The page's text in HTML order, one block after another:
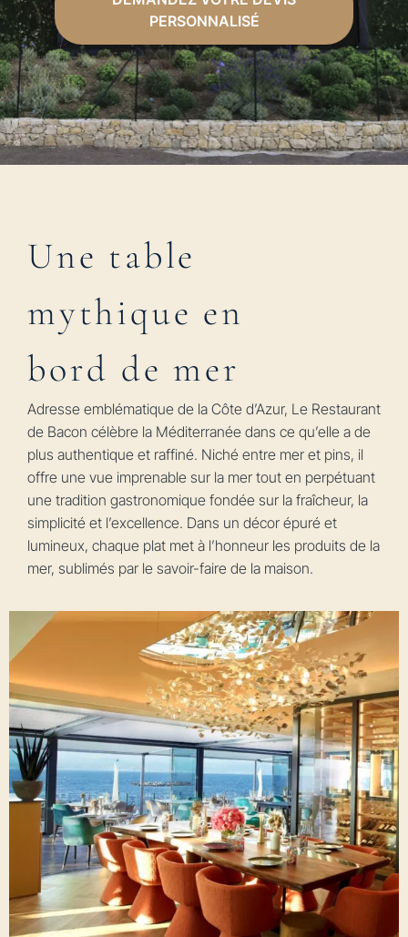
PERSONNALISÉ
Une table
mythique en
bord de mer
Adresse emblématique de la Côte d’Azur, Le Restaurant
de Bacon célèbre la Méditerranée dans ce qu’elle a de
plus authentique et raffiné. Niché entre mer et pins, il
offre une vue imprenable sur la mer tout en perpétuant
une tradition gastronomique fondée sur la fraîcheur, la
simplicité et l’excellence. Dans un décor épuré et
lumineux, chaque plat met à l’honneur les produits de la
mer, sublimés par le savoir-faire de la maison.